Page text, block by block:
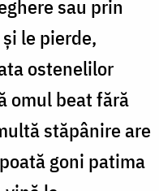
sau prin
le pierde,
ostenelilor
omul beat fără
stăpânire are
goni patima